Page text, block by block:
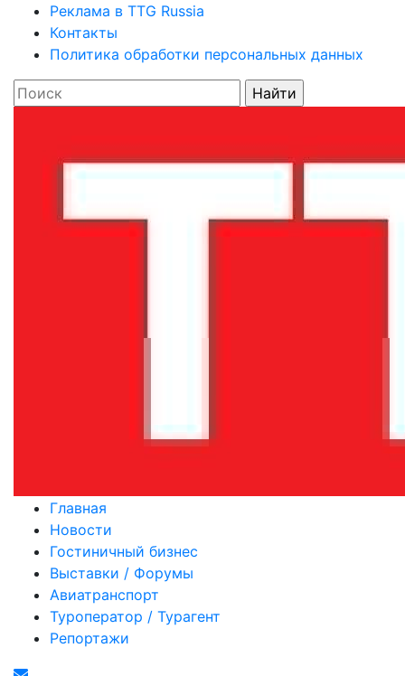
Реклама в TTG Russia
Контакты
Политика обработки персональных данных
Главная
Новости
Гостиничный бизнес
Выставки / Форумы
Авиатранспорт
Туроператор / Турагент
Репортажи